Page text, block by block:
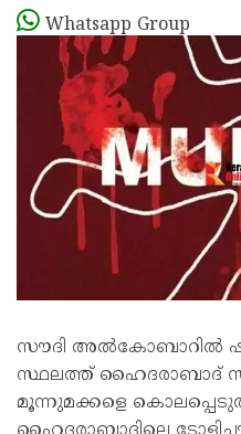
Whatsapp Group
സൗദി അൽകോബാറിൽ
സ്ഥലത്ത് ഹൈദരാബാദ്
മൂന്നുമക്കളെ